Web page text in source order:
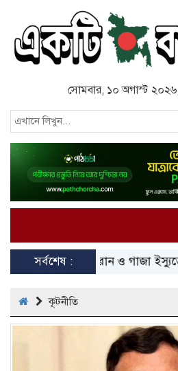
সোমবার, ১০ অগাস্ট
সর্বশেষ :ইরান ও গাজা ইস্যুতে কঠোর
কূটনীতি